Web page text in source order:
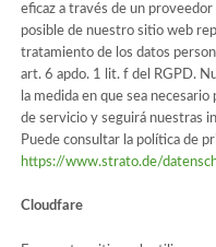
eficaz a través de un
posible de nuestro sitio web
tratamiento de los datos
art. 6 apdo. 1 lit. f del RGPD.
la medida en que sea
de servicio y seguirá nuestras
Puede consultar la política de
https://www.strato.de/
Cloudfare